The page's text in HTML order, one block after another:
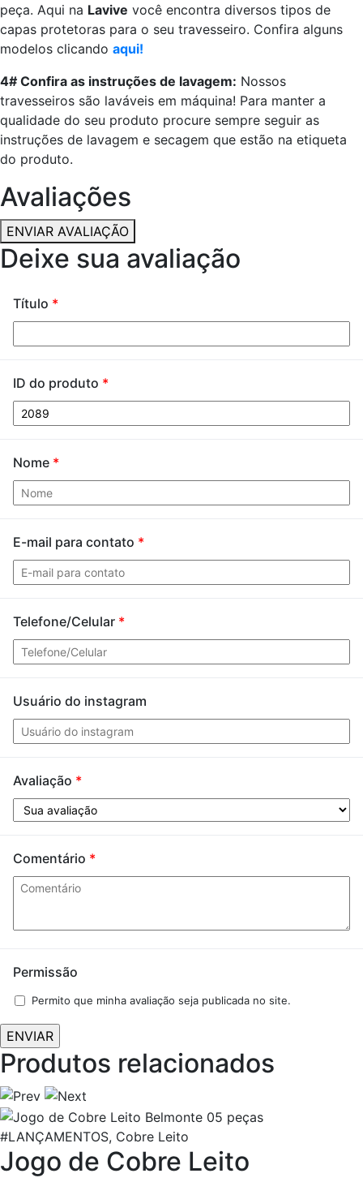
peça. Aqui na Lavive você encontra diversos tipos de
capas protetoras para o seu travesseiro. Confira alguns
modelos clicando aqui!
4# Confira as instruções de lavagem: Nossos
travesseiros são laváveis em máquina! Para manter a
qualidade do seu produto procure sempre seguir as
instruções de lavagem e secagem que estão na etiqueta
do produto.
Avaliações
ENVIAR AVALIAÇÃO
Deixe sua avaliação
Título *
ID do produto *
Nome *
E-mail para contato *
Telefone/Celular *
Usuário do instagram
Avaliação *
Comentário *
Permissão
Permito que minha avaliação seja publicada no site.
Produtos relacionados
#LANÇAMENTOS, Cobre Leito
Jogo de Cobre Leito